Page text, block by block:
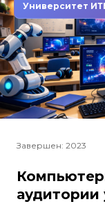
Университет
Завершен: 2023